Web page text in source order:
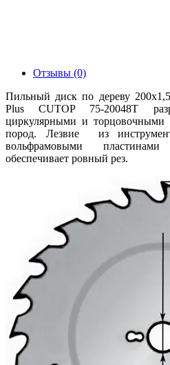
Отзывы (0)
Пильный диск по дереву
Plus CUTOP 75-20048Т
циркулярными и торцовочными
пород. Лезвие из
вольфрамовыми пластинами
обеспечивает ровный рез.